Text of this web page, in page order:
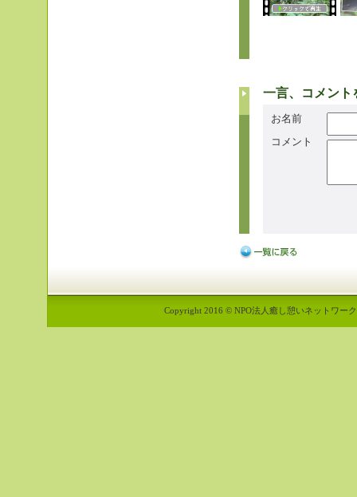
一言、コメント
お名前
コメント
Copyright 2016 © NPO法人癒し憩いネットワー